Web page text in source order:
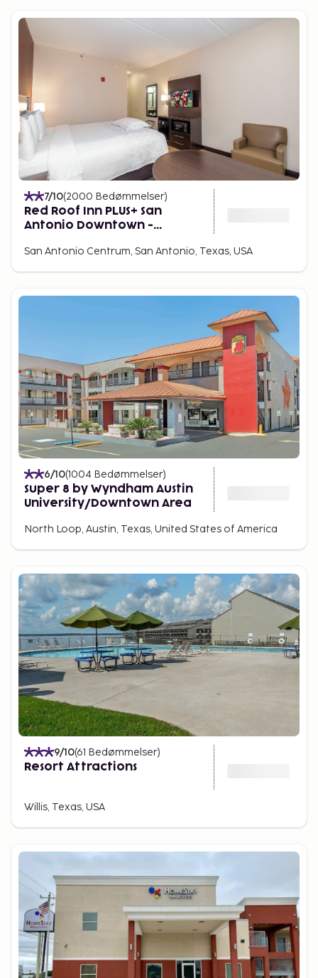
7/10(2000 Bedømmelser)
Red Roof Inn PLUS+ San
Antonio Downtown -
San Antonio Centrum, San Antonio, Texas, USA
6/10(1004 Bedømmelser)
Super 8 by Wyndham Austin
University/Downtown Area
North Loop, Austin, Texas, United States of America
9/10(61 Bedømmelser)
Resort Attractions
Willis, Texas, USA